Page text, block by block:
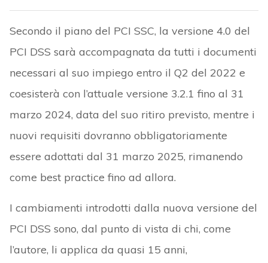
Secondo il piano del PCI SSC, la versione 4.0 del
PCI DSS sarà accompagnata da tutti i documenti
necessari al suo impiego entro il Q2 del 2022 e
coesisterà con l’attuale versione 3.2.1 fino al 31
marzo 2024, data del suo ritiro previsto, mentre i
nuovi requisiti dovranno obbligatoriamente
essere adottati dal 31 marzo 2025, rimanendo
come best practice fino ad allora.
I cambiamenti introdotti dalla nuova versione del
PCI DSS sono, dal punto di vista di chi, come
l’autore, li applica da quasi 15 anni,